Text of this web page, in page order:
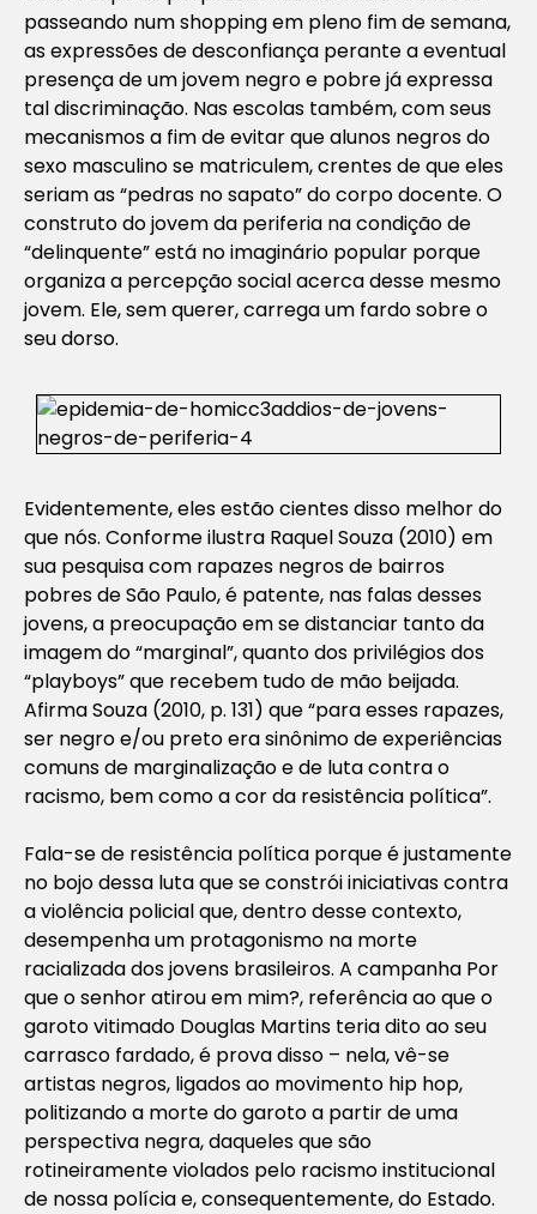
passeando num shopping em pleno fim de semana,
as expressões de desconfiança perante a eventual
presença de um jovem negro e pobre já expressa
tal discriminação. Nas escolas também, com seus
mecanismos a fim de evitar que alunos negros do
sexo masculino se matriculem, crentes de que eles
seriam as “pedras no sapato” do corpo docente. O
construto do jovem da periferia na condição de
“delinquente” está no imaginário popular porque
organiza a percepção social acerca desse mesmo
jovem. Ele, sem querer, carrega um fardo sobre o
seu dorso.
Evidentemente, eles estão cientes disso melhor do
que nós. Conforme ilustra Raquel Souza (2010) em
sua pesquisa com rapazes negros de bairros
pobres de São Paulo, é patente, nas falas desses
jovens, a preocupação em se distanciar tanto da
imagem do “marginal”, quanto dos privilégios dos
“playboys” que recebem tudo de mão beijada.
Afirma Souza (2010, p. 131) que “para esses rapazes,
ser negro e/ou preto era sinônimo de experiências
comuns de marginalização e de luta contra o
racismo, bem como a cor da resistência política”.
Fala-se de resistência política porque é justamente
no bojo dessa luta que se constrói iniciativas contra
a violência policial que, dentro desse contexto,
desempenha um protagonismo na morte
racializada dos jovens brasileiros. A campanha Por
que o senhor atirou em mim?, referência ao que o
garoto vitimado Douglas Martins teria dito ao seu
carrasco fardado, é prova disso – nela, vê-se
artistas negros, ligados ao movimento hip hop,
politizando a morte do garoto a partir de uma
perspectiva negra, daqueles que são
rotineiramente violados pelo racismo institucional
de nossa polícia e, consequentemente, do Estado.